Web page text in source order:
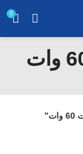
0